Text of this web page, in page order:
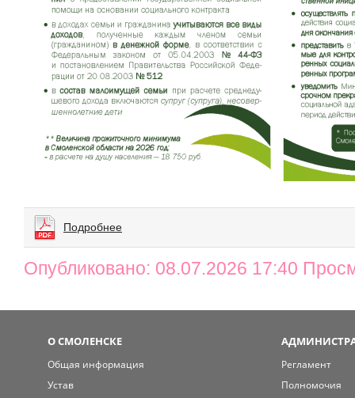
Подробнее
Опубликовано: 08.07.2026 17:40
О СМОЛЕНСКЕ
Общая информация
Устав
Регламент
Полномочия